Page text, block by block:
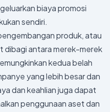
biaya promosi
sendiri.
produk, atau
dibagi antara merek-merek
kedua belah
yang lebih besar dan
dan keahlian juga dapat
penggunaan aset dan